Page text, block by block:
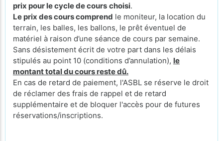
prix pour le cycle de cours choisi.
Le prix des cours comprend le moniteur, la location du
terrain, les balles, les ballons, le prêt éventuel de
matériel à raison d’une séance de cours par semaine.
Sans désistement écrit de votre part dans les délais
stipulés au point 10 (conditions d’annulation), le
montant total du cours reste dû.
En cas de retard de paiement, l'ASBL se réserve le droit
de réclamer des frais de rappel et de retard
supplémentaire et de bloquer l'accès pour de futures
réservations/inscriptions.